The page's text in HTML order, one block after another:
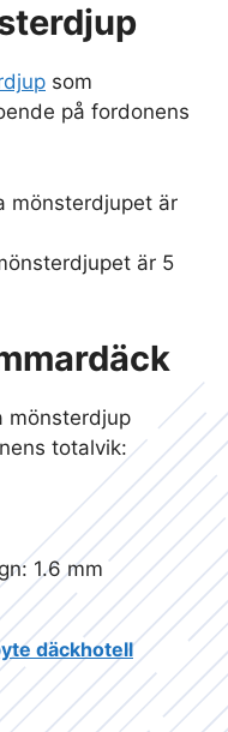
som
på fordonens
mönsterdjupet är
är 5
mönsterdjup
totalvik:
1.6 mm
däckhotell